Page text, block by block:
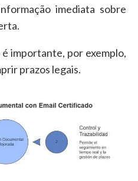
imediata sobre
é importante, por exemplo,
prazos legais.